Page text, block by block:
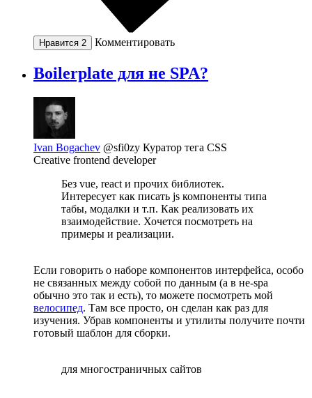
Нравится 2 Комментировать
Boilerplate для не SPA?
Ivan Bogachev @sfi0zy Куратор тега CSS
Creative frontend developer
Без vue, react и прочих библиотек.
Интересует как писать js компоненты типа
табы, модалки и т.п. Как реализовать их
взаимодействие. Хочется посмотреть на
примеры и реализации.
Если говорить о наборе компонентов интерфейса, особо
не связанных между собой по данным (а в не-spa
обычно это так и есть), то можете посмотреть мой
велосипед. Там все просто, он сделан как раз для
изучения. Убрав компоненты и утилиты получите почти
готовый шаблон для сборки.
для многостраничных сайтов